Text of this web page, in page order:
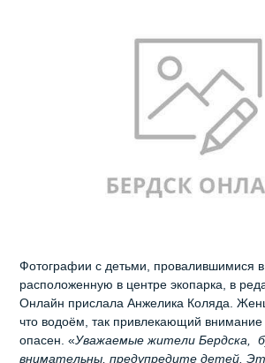
Фотографии с детьми, провалившимися в
расположенную в центре экопарка, в
Онлайн прислала Анжелика Коляда.
что водоём, так привлекающий
опасен. «Уважаемые жители Бердска,
внимательны, предупредите детей.